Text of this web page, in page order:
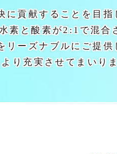
貢献することを目指
素と酸素が2:1で混合
ーズナブルにご提供
り充実させてまいりま